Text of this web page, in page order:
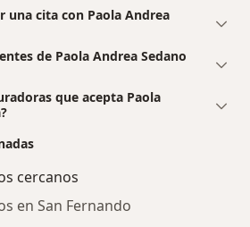
una cita con Paola Andrea
de Paola Andrea Sedano
que acepta Paola
cercanos
en San Fernando